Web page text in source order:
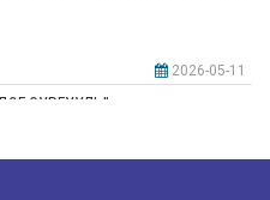
2026-05-11
СУРГУУЛЬ”-аар шалгарлаа